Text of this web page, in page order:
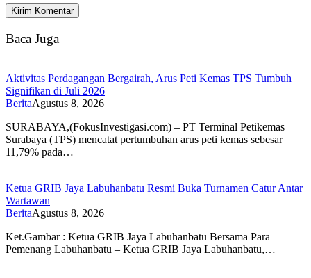
Baca Juga
Aktivitas Perdagangan Bergairah, Arus Peti Kemas TPS Tumbuh
Signifikan di Juli 2026
BeritaAgustus 8, 2026
SURABAYA,(FokusInvestigasi.com) – PT Terminal Petikemas
Surabaya (TPS) mencatat pertumbuhan arus peti kemas sebesar
11,79% pada…
Ketua GRIB Jaya Labuhanbatu Resmi Buka Turnamen Catur Antar
Wartawan
BeritaAgustus 8, 2026
Ket.Gambar : Ketua GRIB Jaya Labuhanbatu Bersama Para
Pemenang Labuhanbatu – Ketua GRIB Jaya Labuhanbatu,…